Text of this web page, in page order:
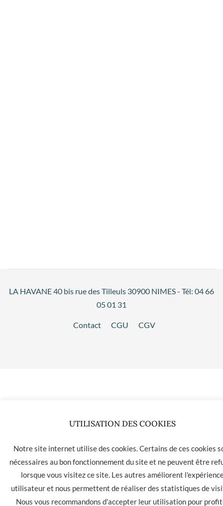
LA HAVANE 40 bis rue des Tilleuls 30900 NIMES - Tél: 04 66
05 01 31
Contact CGU CGV
UTILISATION DES COOKIES
Notre site internet utilise des cookies. Certains de ces cookies
nécessaires au bon fonctionnement du site et ne peuvent être
lorsque vous visitez ce site. Les autres améliorent
utilisateur et nous permettent de réaliser des statistiques de
Nous vous recommandons d'accepter leur utilisation pour